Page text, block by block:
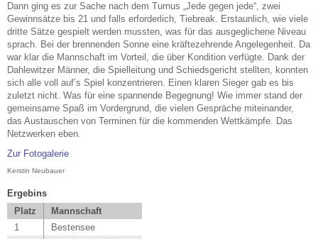
Dann ging es zur Sache nach dem Turnus „Jede gegen jede“, zwei
Gewinnsätze bis 21 und falls erforderlich, Tiebreak. Erstaunlich, wie viele
dritte Sätze gespielt werden mussten, was für das ausgeglichene Niveau
sprach. Bei der brennenden Sonne eine kräftezehrende Angelegenheit. Da
war klar die Mannschaft im Vorteil, die über Kondition verfügte. Dank der
Dahlewitzer Männer, die Spielleitung und Schiedsgericht stellten, konnten
sich alle voll auf’s Spiel konzentrieren. Einen klaren Sieger gab es bis
zuletzt nicht. Was für eine spannende Begegnung! Wie immer stand der
gemeinsame Spaß im Vordergrund, die vielen Gespräche miteinander,
das Austauschen von Terminen für die kommenden Wettkämpfe. Das
Netzwerken eben.
Zur Fotogalerie
Kerstin Neubauer
Ergebins
Platz
Mannschaft
1
Bestensee